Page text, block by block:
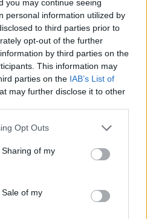
you may continue seeing
personal information utilized by
to third parties prior to
opt-out of the further
by third parties on the
This information may
parties on the IAB’s List of
may further disclose it to other
Opt Outs
of my
of my
kad nuo 2017 m.
mąstai, pavyzdžiui
kurios projektui
pabrėžti, kad ir
analizė – ELTA)
stotys padidins
naudą“, – komentavo
jis nemano, kad
„užsibrėžė per